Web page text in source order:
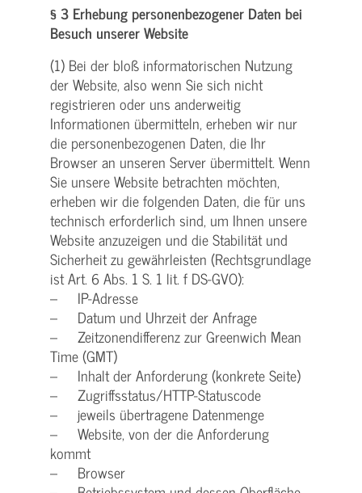
§ 3 Erhebung personenbezogener Daten bei
Besuch unserer Website
(1) Bei der bloß informatorischen Nutzung
der Website, also wenn Sie sich nicht
registrieren oder uns anderweitig
Informationen übermitteln, erheben wir nur
die personenbezogenen Daten, die Ihr
Browser an unseren Server übermittelt. Wenn
Sie unsere Website betrachten möchten,
erheben wir die folgenden Daten, die für uns
technisch erforderlich sind, um Ihnen unsere
Website anzuzeigen und die Stabilität und
Sicherheit zu gewährleisten (Rechtsgrundlage
ist Art. 6 Abs. 1 S. 1 lit. f DS-GVO):
– IP-Adresse
– Datum und Uhrzeit der Anfrage
– Zeitzonendifferenz zur Greenwich Mean
Time (GMT)
– Inhalt der Anforderung (konkrete Seite)
– Zugriffsstatus/HTTP-Statuscode
– jeweils übertragene Datenmenge
– Website, von der die Anforderung
kommt
– Browser